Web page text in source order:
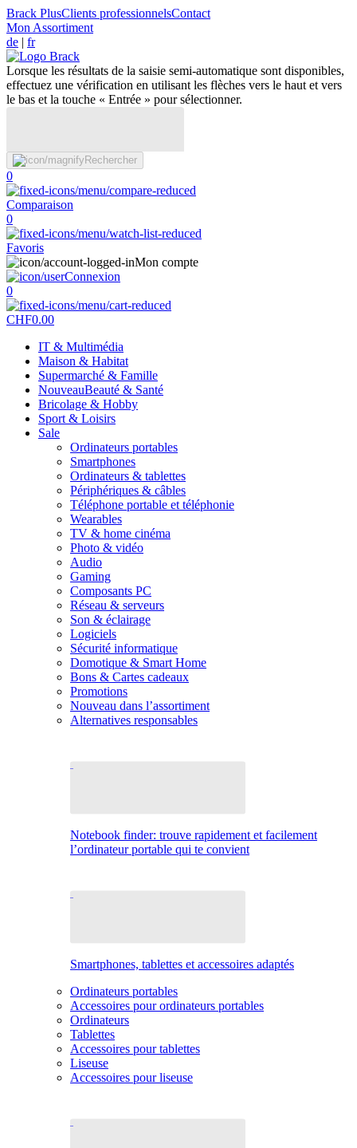
Brack PlusClients professionnelsContact
Mon Assortiment
de | fr
Lorsque les résultats de la saisie semi-automatique sont disponibles,
effectuez une vérification en utilisant les flèches vers le haut et vers
le bas et la touche « Entrée » pour sélectionner.
Rechercher
0
Comparaison
0
Favoris
Mon compte
Connexion
0
CHF0.00
IT & Multimédia
Maison & Habitat
Supermarché & Famille
NouveauBeauté & Santé
Bricolage & Hobby
Sport & Loisirs
Sale
Ordinateurs portables
Smartphones
Ordinateurs & tablettes
Périphériques & câbles
Téléphone portable et téléphonie
Wearables
TV & home cinéma
Photo & vidéo
Audio
Gaming
Composants PC
Réseau & serveurs
Son & éclairage
Logiciels
Sécurité informatique
Domotique & Smart Home
Bons & Cartes cadeaux
Promotions
Nouveau dans l’assortiment
Alternatives responsables
Notebook finder: trouve rapidement et facilement
l’ordinateur portable qui te convient
Smartphones, tablettes et accessoires adaptés
Ordinateurs portables
Accessoires pour ordinateurs portables
Ordinateurs
Tablettes
Accessoires pour tablettes
Liseuse
Accessoires pour liseuse